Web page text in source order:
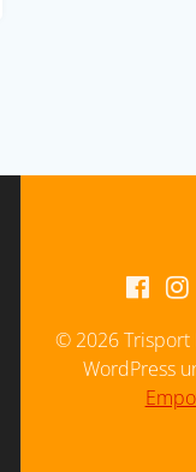
© 2026 Trisport
WordPress